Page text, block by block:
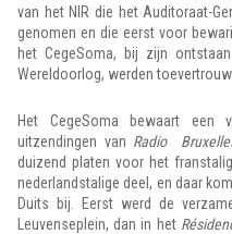
van het NIR die het Auditoraat-
genomen en die eerst voor
het CegeSoma, bij zijn
Wereldoorlog, werden
Het CegeSoma bewaart een
uitzendingen van Radio
duizend platen voor het
nederlandstalige deel, en daar
Duits bij. Eerst werd de
Leuvenseplein, dan in het